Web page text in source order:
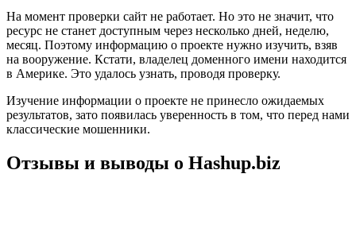
На момент проверки сайт не работает. Но это не значит, что
ресурс не станет доступным через несколько дней, неделю,
месяц. Поэтому информацию о проекте нужно изучить, взяв
на вооружение. Кстати, владелец доменного имени находится
в Америке. Это удалось узнать, проводя проверку.
Изучение информации о проекте не принесло ожидаемых
результатов, зато появилась уверенность в том, что перед нами
классические мошенники.
Отзывы и выводы о Hashup.biz